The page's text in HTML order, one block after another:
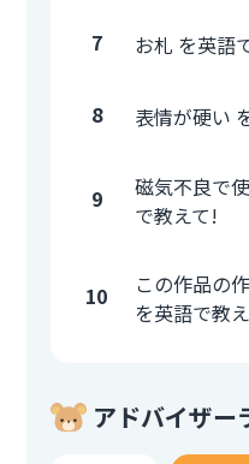
7 お札 を英語
8 表情が硬い
9
磁気不良で
で教えて!
10
この作品の
を英語で教
アドバイザー